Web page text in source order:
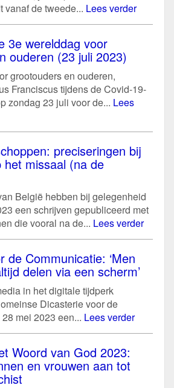
vanaf de tweede... Lees verder
3e werelddag voor
ouderen (23 juli 2023)
grootouders en ouderen,
Franciscus tijdens de Covid-19-
zondag 23 juli voor de... Lees
preciseringen bij
het missaal (na de
België hebben bij gelegenheid
een schrijven gepubliceerd met
die vooral na de... Lees verder
de Communicatie: ‘Men
delen via een scherm’
in het digitale tijdperk
Dicasterie voor de
mei 2023 een... Lees verder
Woord van God 2023:
en vrouwen aan tot